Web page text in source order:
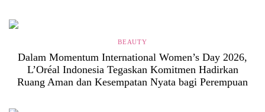
BEAUTY
Dalam Momentum International Women’s Day 2026,
L’Oréal Indonesia Tegaskan Komitmen Hadirkan
Ruang Aman dan Kesempatan Nyata bagi Perempuan